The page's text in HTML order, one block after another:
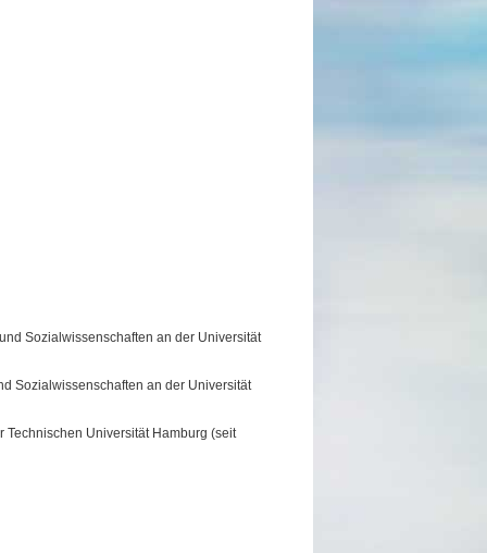
Sozialwissenschaften an der Universität
Sozialwissenschaften an der Universität
Technischen Universität Hamburg (seit